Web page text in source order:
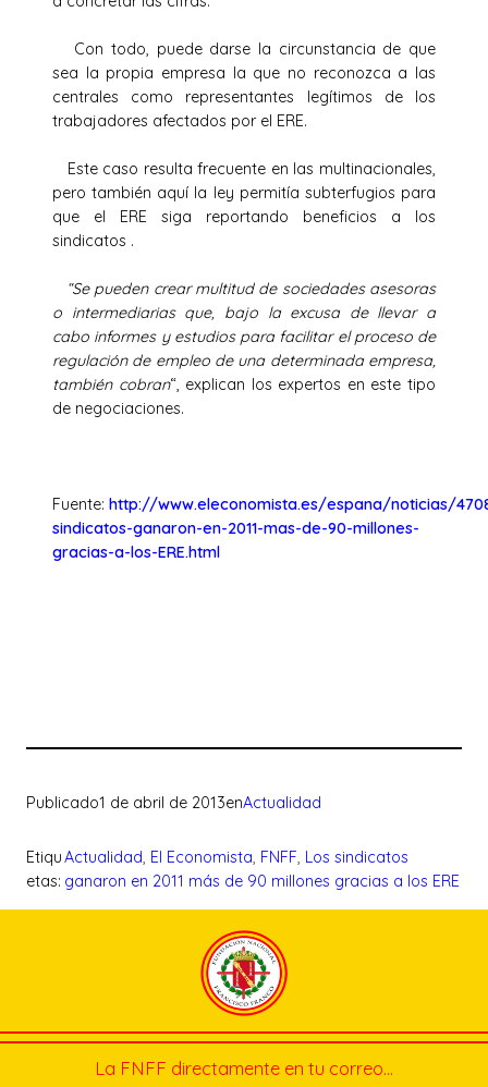
Con todo, puede darse la circunstancia de que
sea la propia empresa la que no reconozca a las
centrales como representantes legítimos de los
trabajadores afectados por el ERE.
Este caso resulta frecuente en las multinacionales,
pero también aquí la ley permitía subterfugios para
que el ERE siga reportando beneficios a los
sindicatos .
“Se pueden crear multitud de sociedades asesoras
o intermediarias que, bajo la excusa de llevar a
cabo informes y estudios para facilitar el proceso de
regulación de empleo de una determinada empresa,
también cobran“, explican los expertos en este tipo
de negociaciones.
Fuente: http://www.eleconomista.es/espana/noticias/
sindicatos-ganaron-en-2011-mas-de-90-millones-
gracias-a-los-ERE.html
Publicado1 de abril de 2013enActualidad
Etiqu
etas:
Actualidad, El Economista, FNFF, Los sindicatos
ganaron en 2011 más de 90 millones gracias a los ERE
La FNFF directamente en tu correo…